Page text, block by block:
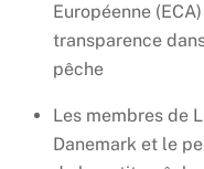
Européenne
transparence
pêche
Les membres de
Danemark et le